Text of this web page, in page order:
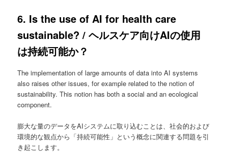
6. Is the use of AI for health care
sustainable? / ヘルスケア向けAIの使用
は持続可能か？
The implementation of large amounts of data into AI systems
also raises other issues, for example related to the notion of
sustainability. This notion has both a social and an ecological
component.
膨大な量のデータをAIシステムに取り込むことは、社会的および
環境的な観点から「持続可能性」という概念に関連する問題を引
き起こします。